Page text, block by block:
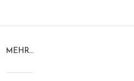
MEHR…